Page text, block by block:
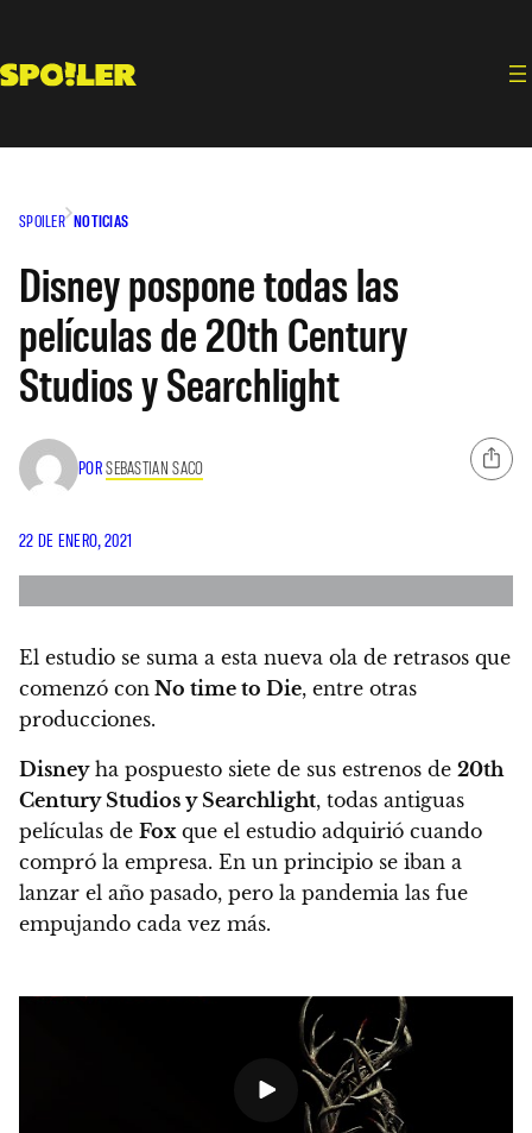
contenido
SPOILER NOTICIAS
Disney pospone todas las
películas de 20th Century
Studios y Searchlight
PORSEBASTIAN SACO
22 DE ENERO, 2021
El estudio se suma a esta nueva ola de retrasos que
comenzó con No time to Die, entre otras
producciones.
Disneyha pospuesto siete de sus estrenos de 20th
Century Studios y Searchlight, todas antiguas
películas de Fox que el estudio adquirió cuando
compró la empresa. En un principio se iban a
lanzar el año pasado, pero la pandemia las fue
empujando cada vez más.